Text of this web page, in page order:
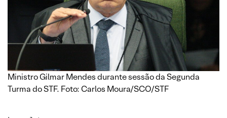
Ministro Gilmar Mendes durante sessão da Segunda
Turma do STF. Foto: Carlos Moura/SCO/STF